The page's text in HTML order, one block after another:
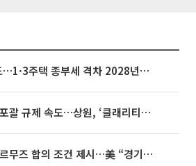
종부세 개편에도…1·3주택 종부세 격차 2028년부터 확대
미국, 가상자산 포괄 규제 속도…상원, ‘클래리티법’ 9월 절차투표 추진
이란, 미국에 호르무즈 합의 조건 제시…美 “경기 아직 안 끝나” [종합]